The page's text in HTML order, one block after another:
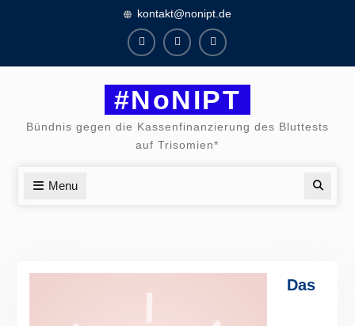
kontakt@nonipt.de
FacebookInstagram
Twitter
#NoNIPT
Bündnis gegen die Kassenfinanzierung des Bluttests
auf Trisomien*
Menu
Das